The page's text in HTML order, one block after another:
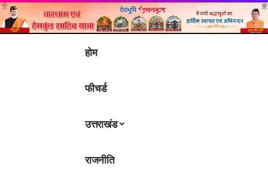
होम
फीचर्ड
उत्तराखंड
राजनीति